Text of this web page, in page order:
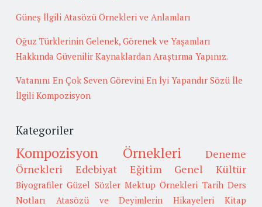
Güneş İlgili Atasözü Örnekleri ve Anlamları
Oğuz Türklerinin Gelenek, Görenek ve Yaşamları
Hakkında Güvenilir Kaynaklardan Araştırma Yapınız.
Vatanını En Çok Seven Görevini En İyi Yapandır Sözü İle
İlgili Kompozisyon
Kategoriler
Kompozisyon Örnekleri
Deneme
Örnekleri
Edebiyat Eğitim Genel Kültür
Biyografiler Güzel Sözler Mektup Örnekleri Tarih Ders
Notları
Atasözü ve Deyimlerin Hikayeleri
Kitap